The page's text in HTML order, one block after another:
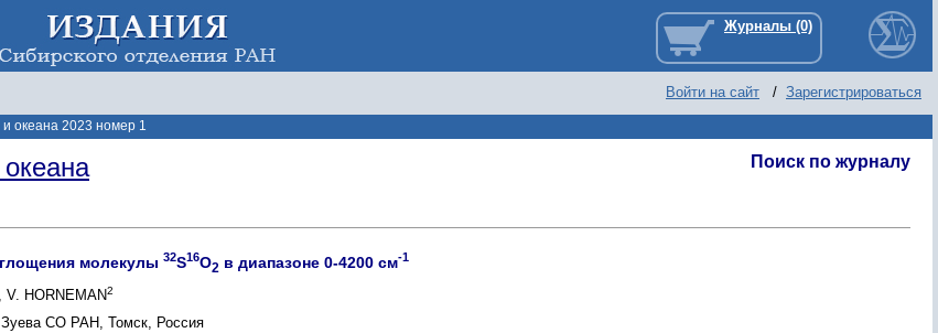
Войти на сайт / Зарегистрироваться
океана 2023 номер 1
Поиск по журналу
молекулы 32S16O2 в диапазоне 0-4200 см-1
, V. HORNEMAN2
СО РАН, Томск, Россия